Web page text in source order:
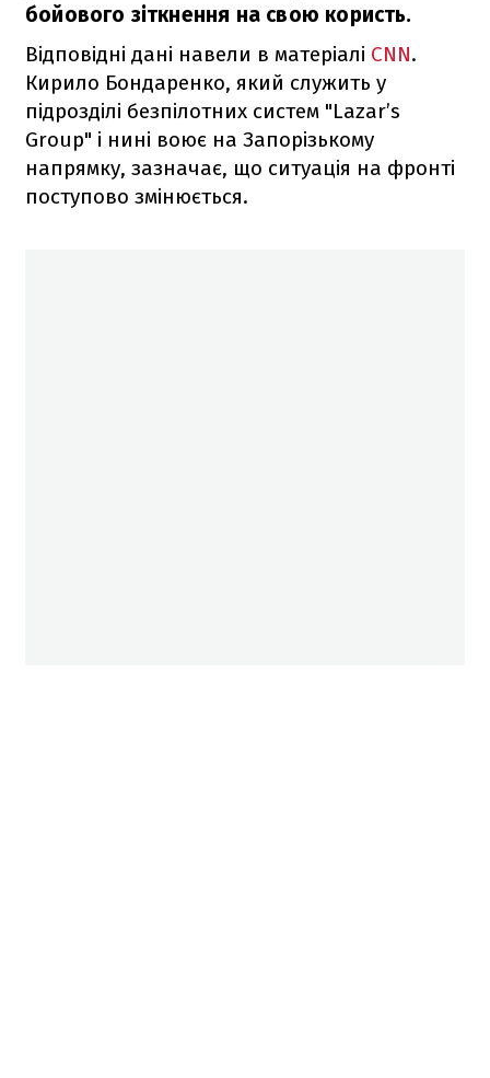
бойового зіткнення на свою користь.
Відповідні дані навели в матеріалі CNN.
Кирило Бондаренко, який служить у
підрозділі безпілотних систем "Lazar’s
Group" і нині воює на Запорізькому
напрямку, зазначає, що ситуація на фронті
поступово змінюється.